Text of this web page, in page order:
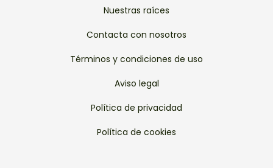
Nuestras raíces
Contacta con nosotros
Términos y condiciones de uso
Aviso legal
Política de privacidad
Política de cookies